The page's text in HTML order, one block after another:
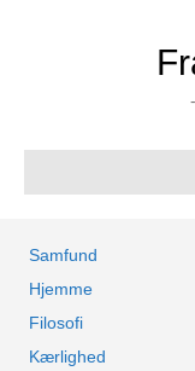
Samfund
Hjemme
Filosofi
Kærlighed